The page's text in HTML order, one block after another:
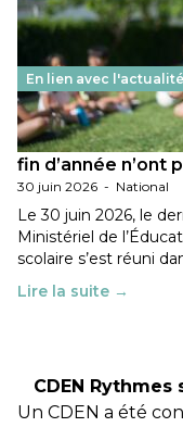
En lien avec l'actualité
Les décisions
fin d’année n’ont
30 juin 2026 - National
Le 30 juin 2026, le
Ministériel de
scolaire s’est réuni
Lire la suite →
CDEN
Un CDEN a été